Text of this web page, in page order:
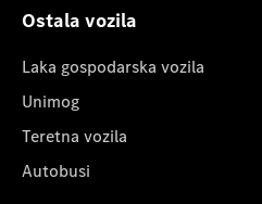
Ostala vozila
Laka gospodarska vozila
Unimog
Teretna vozila
Autobusi